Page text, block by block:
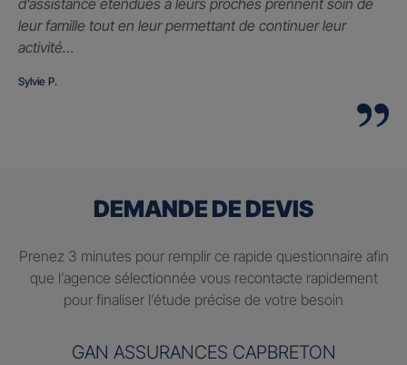
d’assistance étendues à leurs proches prennent soin de
leur famille tout en leur permettant de continuer leur
activité…
Sylvie P.
DEMANDE DE DEVIS
Prenez 3 minutes pour remplir ce rapide questionnaire afin
que l’agence sélectionnée vous recontacte rapidement
pour finaliser l’étude précise de votre besoin
GAN ASSURANCES CAPBRETON